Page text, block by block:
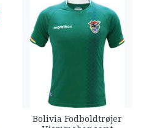
Bolivia Fodboldtrøjer